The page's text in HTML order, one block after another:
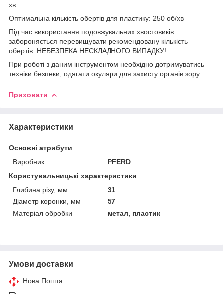
хв
Оптимальна кількість обертів для пластику: 250 об/хв
Під час використання подовжувальних хвостовиків
забороняється перевищувати рекомендовану кількість
обертів. НЕБЕЗПЕКА НЕСКЛАДНОГО ВИПАДКУ!
При роботі з даним інструментом необхідно дотримуватись
техніки безпеки, одягати окуляри для захисту органів зору.
Приховати
Характеристики
Основні атрибути
Виробник
PFERD
Користувальницькі характеристики
Глибина різу, мм
31
Діаметр коронки, мм
57
Матеріал обробки
метал, пластик
Умови доставки
Нова Пошта